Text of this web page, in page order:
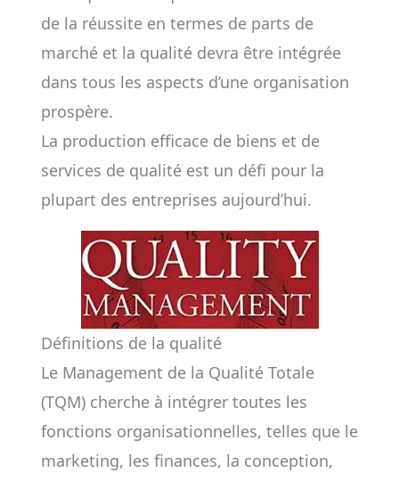
de la réussite en termes de parts de
marché et la qualité devra être intégrée
dans tous les aspects d’une organisation
prospère.
La production efficace de biens et de
services de qualité est un défi pour la
plupart des entreprises aujourd’hui.
Définitions de la qualité
Le Management de la Qualité Totale
(TQM) cherche à intégrer toutes les
fonctions organisationnelles, telles que le
marketing, les finances, la conception,